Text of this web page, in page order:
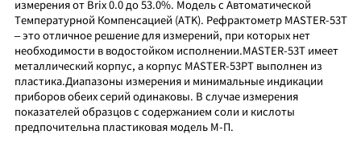
измерения от Brix 0.0 до 53.0%. Модель с Автоматической
Температурной Компенсацией (ATK). Рефрактометр MASTER-53T
– это отличное решение для измерений, при которых нет
необходимости в водостойком исполнении.MASTER-53T имеет
металлический корпус, а корпус MASTER-53PT выполнен из
пластика.Диапазоны измерения и минимальные индикации
приборов обеих серий одинаковы. В случае измерения
показателей образцов с содержанием соли и кислоты
предпочительна пластиковая модель М-П.